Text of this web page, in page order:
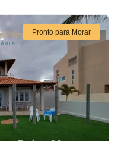
Pronto para Morar